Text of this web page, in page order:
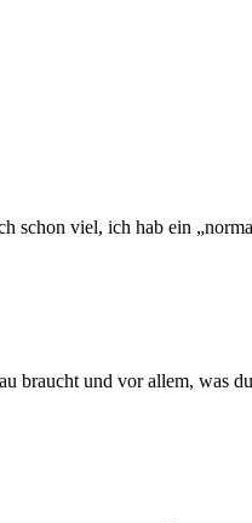
viel, ich hab ein
braucht und vor allem, was